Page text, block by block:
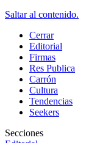
Saltar al contenido.
Cerrar
Editorial
Firmas
Res Publica
Carrón
Cultura
Tendencias
Seekers
Secciones